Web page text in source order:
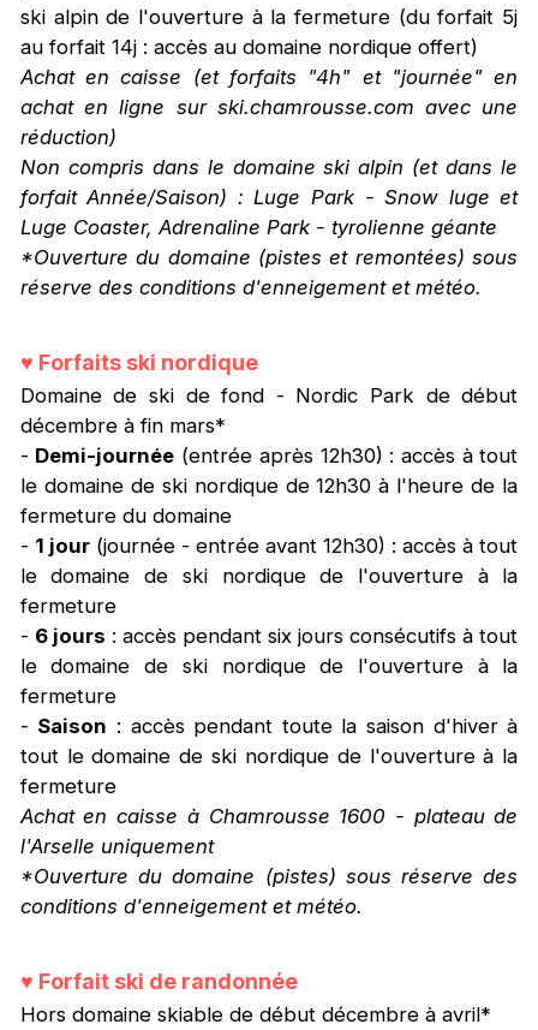
ski alpin de l'ouverture à la fermeture (du forfait 5j
au forfait 14j : accès au domaine nordique offert)
Achat en caisse (et forfaits "4h" et "journée" en
achat en ligne sur ski.chamrousse.com avec une
réduction)
Non compris dans le domaine ski alpin (et dans le
forfait Année/Saison) : Luge Park - Snow luge et
Luge Coaster, Adrenaline Park - tyrolienne géante
*Ouverture du domaine (pistes et remontées) sous
réserve des conditions d'enneigement et météo.
♥ Forfaits ski nordique
Domaine de ski de fond - Nordic Park de début
décembre à fin mars*
- Demi-journée (entrée après 12h30) : accès à tout
le domaine de ski nordique de 12h30 à l'heure de la
fermeture du domaine
- 1 jour(journée - entrée avant 12h30) : accès à tout
le domaine de ski nordique de l'ouverture à la
fermeture
- 6 jours : accès pendant six jours consécutifs à tout
le domaine de ski nordique de l'ouverture à la
fermeture
- Saison : accès pendant toute la saison d'hiver à
tout le domaine de ski nordique de l'ouverture à la
fermeture
Achat en caisse à Chamrousse 1600 - plateau de
l'Arselle uniquement
*Ouverture du domaine (pistes) sous réserve des
conditions d'enneigement et météo.
♥ Forfait ski de randonnée
Hors domaine skiable de début décembre à avril*